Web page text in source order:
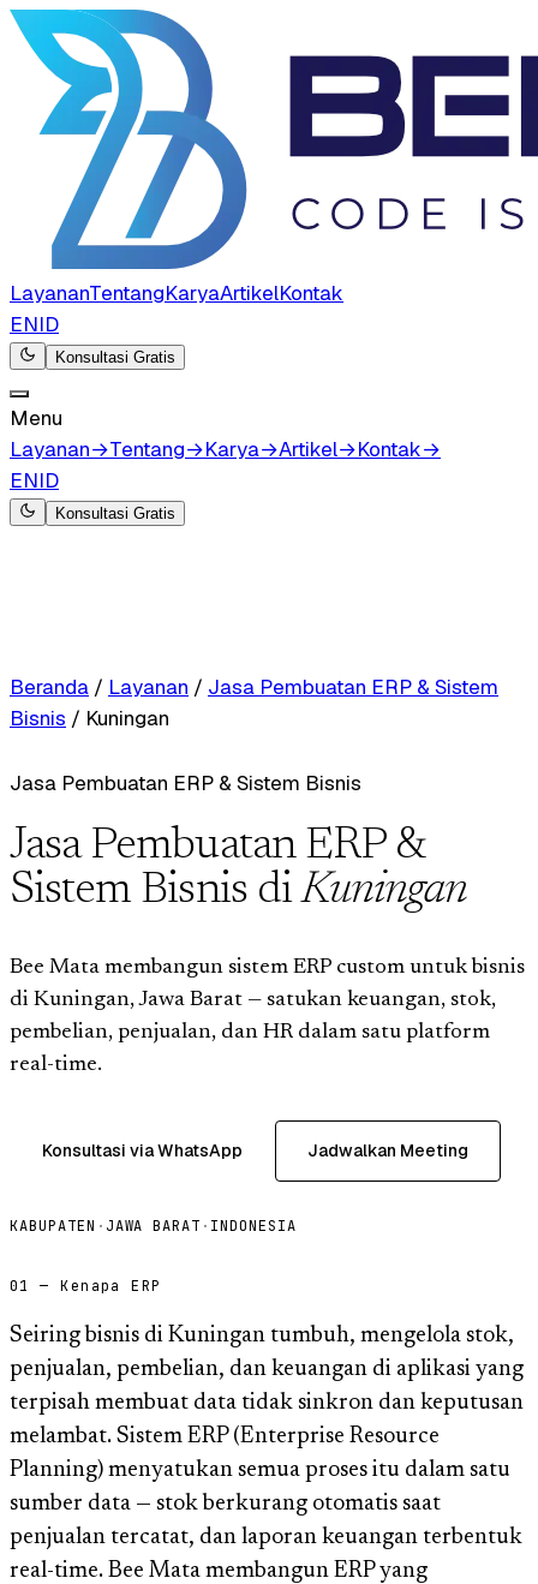
LayananTentangKaryaArtikelKontak
ENID
Konsultasi Gratis
Menu
Layanan→Tentang→Karya→Artikel→Kontak→
ENID
Konsultasi Gratis
Beranda / Layanan / Jasa Pembuatan ERP & Sistem
Bisnis / Kuningan
Jasa Pembuatan ERP & Sistem Bisnis
Jasa Pembuatan ERP &
Sistem Bisnis diKuningan
Bee Mata membangun sistem ERP custom untuk bisnis
di Kuningan, Jawa Barat — satukan keuangan, stok,
pembelian, penjualan, dan HR dalam satu platform
real-time.
Konsultasi via WhatsApp Jadwalkan Meeting
KABUPATEN · JAWA BARAT · INDONESIA
01 — Kenapa ERP
Seiring bisnis di Kuningan tumbuh, mengelola stok,
penjualan, pembelian, dan keuangan di aplikasi yang
terpisah membuat data tidak sinkron dan keputusan
melambat. Sistem ERP (Enterprise Resource
Planning) menyatukan semua proses itu dalam satu
sumber data — stok berkurang otomatis saat
penjualan tercatat, dan laporan keuangan terbentuk
real-time. Bee Mata membangun ERP yang